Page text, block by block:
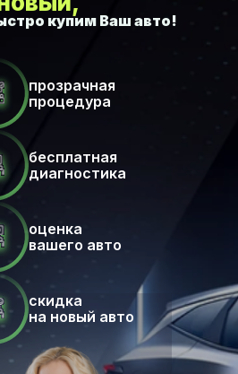
прозрачная
процедура
бесплатная
диагностика
оценка
вашего авто
скидка
на новый авто